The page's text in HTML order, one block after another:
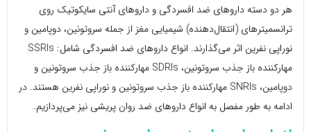
هر دو دسته‌ داروهای ضد افسردگی و داروهای آنتی سایکوتیک روی
ترانسمیترهای (انتقال‌دهنده) شیمیایی مغز از جمله سروتونین، دوپامین و
نوراپی نفرین اثر می‌گذارند. انواع داروهای ضد افسردگی شامل: SSRIs
مهارکننده باز جذب سروتونین، SDRIs مهارکننده باز جذب سروتونین و
دوپامین، SNRIs مهارکننده باز جذب سروتونین و نوراپی نفرین هستند. در
ادامه به طور مفصل به انواع داروهای ضد روان پریشی نیز می‌پردازیم.